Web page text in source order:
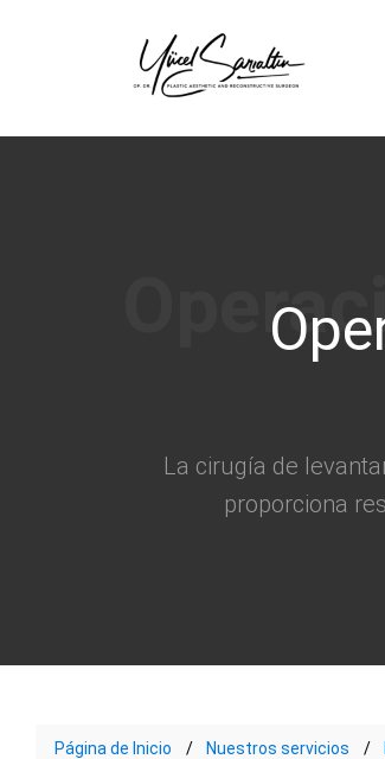
La cirugía de
proporciona
Página de Inicio Nuestros servicios